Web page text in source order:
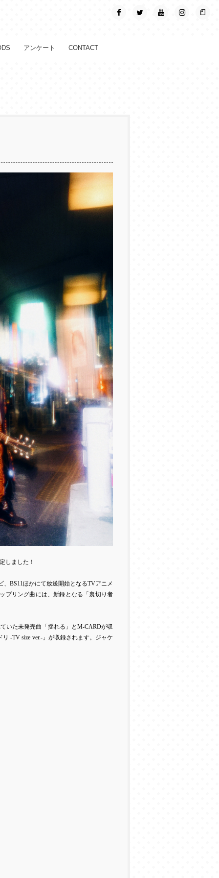
アンケート CONTACT
しました！
BS11ほかにて放送開始となるTVアニメ
プリング曲には、新録となる「裏切り者
いた未発売曲「揺れる」とM-CARDが収
リ -TV size ver.-」が収録されます。ジャケ